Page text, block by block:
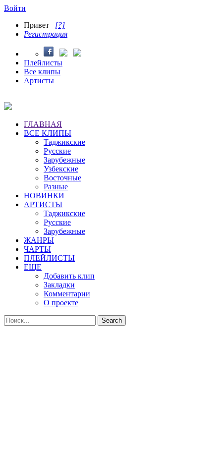
Войти
Привет [?]
Регистрация
Плейлисты
Все клипы
Артисты
ГЛАВНАЯ
ВСЕ КЛИПЫ
Таджикские
Русские
Зарубежные
Узбекские
Восточные
Разные
НОВИНКИ
АРТИСТЫ
Таджикские
Русские
Зарубежные
ЖАНРЫ
ЧАРТЫ
ПЛЕЙЛИСТЫ
ЕЩЕ
Добавить клип
Закладки
Комментарии
О проекте